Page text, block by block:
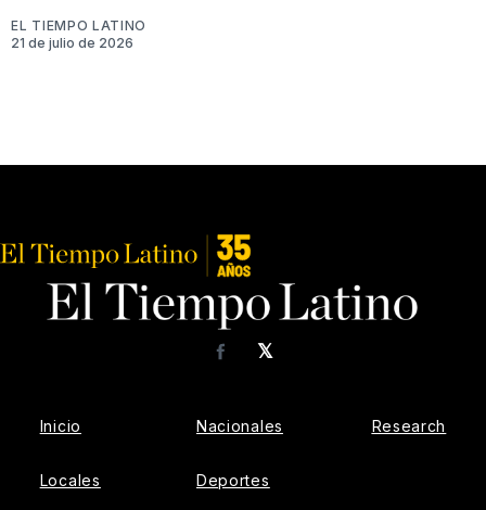
EL TIEMPO LATINO
21 de julio de 2026
𝕏
Facebook
Inicio
Locales
Nacionales
Deportes
Research